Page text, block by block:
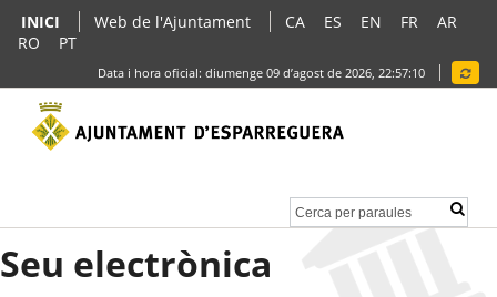
INICI Web de l'Ajuntament CA ES EN FR
AR
RO
PT
Data i hora oficial: diumenge 09 d’agost de 2026, 22:57:10
Seu electrònica